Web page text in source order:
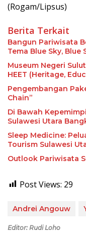
(Rogam/Lipsus)
Berita Terkait
Bangun Pariwisata
Tema Blue Sky, Blue
Museum Negeri
HEET (Heritage,
Pengembangan
Chain”
Di Bawah
Sulawesi Utara
Sleep Medicine:
Tourism Sulawesi
Outlook Pariwisata
Post Views: 29
Andrei Angouw
Editor: Rudi Loho